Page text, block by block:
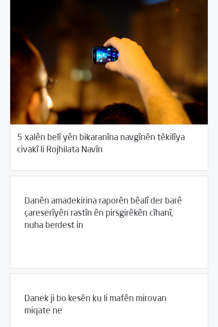
5 xalên belî yên bikaranîna navgînên têkilîya
civakî li Rojhilata Navîn
25/2017 Piştgirîya Teknîkî û Ewlehîya dîcîtalî
Danên amadekirina raporên bêalî der barê
çareserîyên rastîn ên pirsgirêkên cîhanî,
nuha berdest in
Danek ji bo kesên ku li mafên mirovan
miqate ne